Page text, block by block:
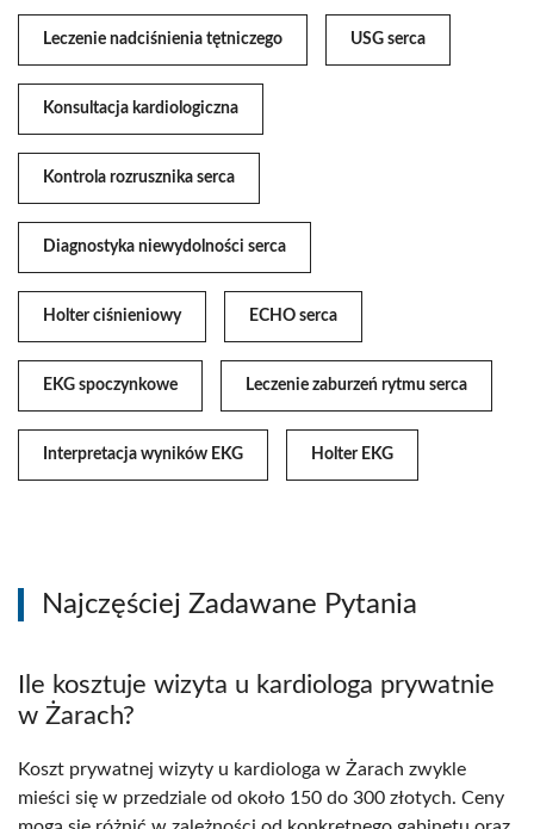
Leczenie nadciśnienia tętniczego USG serca
Konsultacja kardiologiczna
Kontrola rozrusznika serca
Diagnostyka niewydolności serca
Holter ciśnieniowy ECHO serca
EKG spoczynkowe Leczenie zaburzeń rytmu serca
Interpretacja wyników EKG Holter EKG
Najczęściej Zadawane Pytania
Ile kosztuje wizyta u kardiologa prywatnie
w Żarach?
Koszt prywatnej wizyty u kardiologa w Żarach zwykle
mieści się w przedziale od około 150 do 300 złotych. Ceny